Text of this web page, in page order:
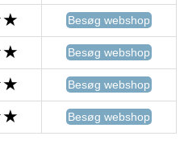
Besøg webshop
Besøg webshop
Besøg webshop
Besøg webshop